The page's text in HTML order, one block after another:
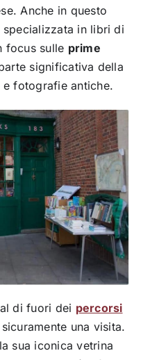
Anche in questo
in libri di
focus sulle prime
significativa della
fotografie antiche.
di fuori dei percorsi
una visita.
sua iconica vetrina